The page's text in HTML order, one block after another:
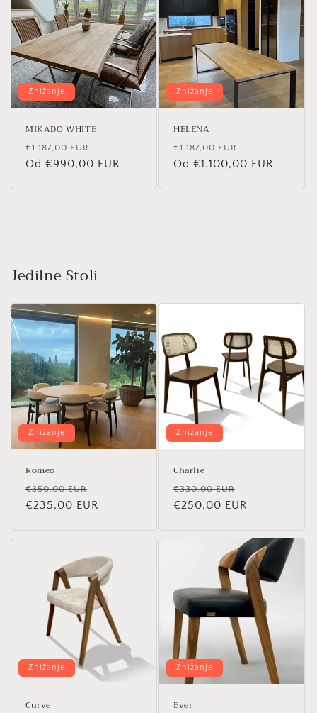
Znižanje
MIKADO WHITE
Redna
cena
€1.187,00 EUR
cena
Od €990,00 EUR
Znižanje
HELENA
Redna
cena
€1.187,00 EUR
cena
Od €1.100,00 EUR
Jedilne Stoli
Znižanje
Romeo
Redna
cena
€350,00 EUR
cena
€235,00 EUR
Znižanje
Charlie
Redna
cena
€330,00 EUR
cena
€250,00 EUR
Znižanje
Curve
Znižanje
Ever